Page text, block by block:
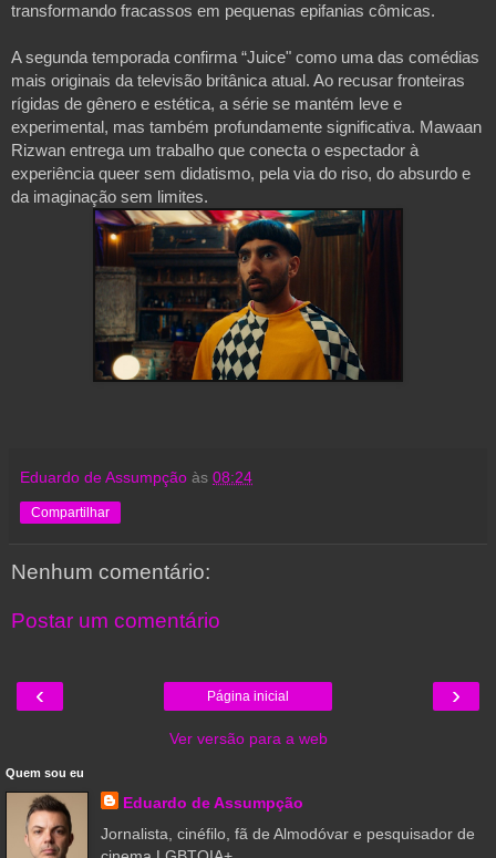
transformando fracassos em pequenas epifanias cômicas.
A segunda temporada confirma “Juice" como uma das comédias
mais originais da televisão britânica atual. Ao recusar fronteiras
rígidas de gênero e estética, a série se mantém leve e
experimental, mas também profundamente significativa. Mawaan
Rizwan entrega um trabalho que conecta o espectador à
experiência queer sem didatismo, pela via do riso, do absurdo e
da imaginação sem limites.
Eduardo de Assumpção às 08:24
Compartilhar
Nenhum comentário:
Postar um comentário
‹ ›
Página inicial
Ver versão para a web
Quem sou eu
Eduardo de Assumpção
Jornalista, cinéfilo, fã de Almodóvar e pesquisador de